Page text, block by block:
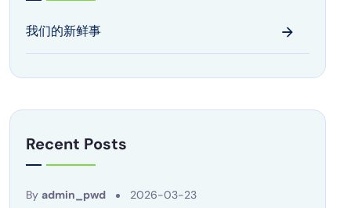
我们的新鲜事
Recent Posts
By admin_pwd 2026-03-23